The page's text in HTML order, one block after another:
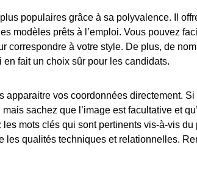
populaires grâce à sa polyvalence. Il
modèles prêts à l’emploi. Vous pouvez
correspondre à votre style. De plus, de
en fait un choix sûr pour les candidats.
apparaitre vos coordonnées directement.
sachez que l’image est facultative et
mots clés qui sont pertinents vis-à-vis
les qualités techniques et relationnelles.